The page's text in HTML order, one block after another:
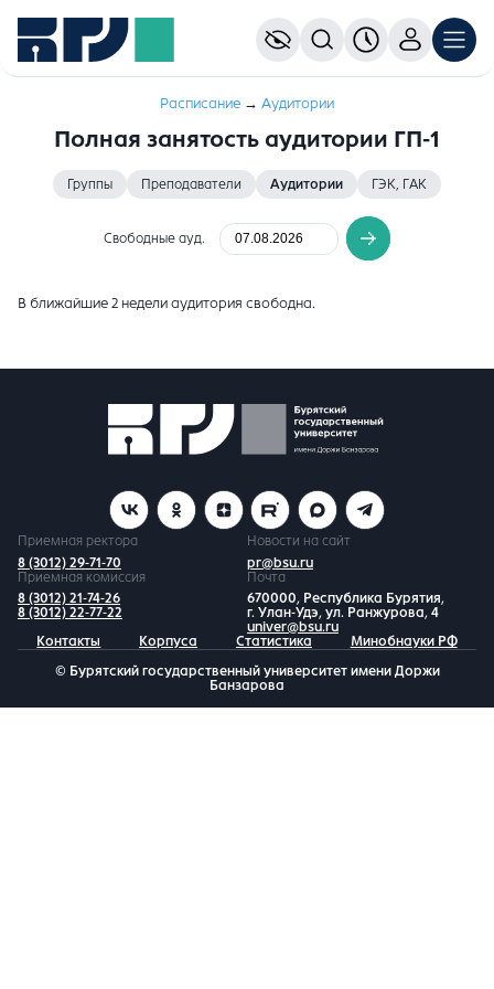
Расписание → Аудитории
Полная занятость аудитории ГП-1
Группы Преподаватели Аудитории ГЭК, ГАК
Свободные ауд.
В ближайшие 2 недели аудитория свободна.
Приемная ректора
8 (3012) 29-71-70
Новости на сайт
pr@bsu.ru
Приемная комиссия
8 (3012) 21-74-26
8 (3012) 22-77-22
Почта
670000, Республика Бурятия,
г. Улан-Удэ, ул. Ранжурова, 4
univer@bsu.ru
Контакты
Корпуса Статистика Минобнауки РФ
© Бурятский государственный университет имени Доржи
Банзарова